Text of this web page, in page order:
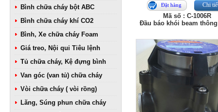
Bình chữa cháy bột ABC
Bình chữa cháy khí CO2
Bình, Xe chữa cháy Foam
Giá treo, Nội qui Tiêu lệnh
Tủ chữa cháy, Kệ đựng bình
Van góc (van tủ) chữa cháy
Vòi chữa cháy ( vòi rồng)
Lăng, Súng phun chữa cháy
Đặt hàng Chi
Mã số : C-1006R
Đầu báo khói beam